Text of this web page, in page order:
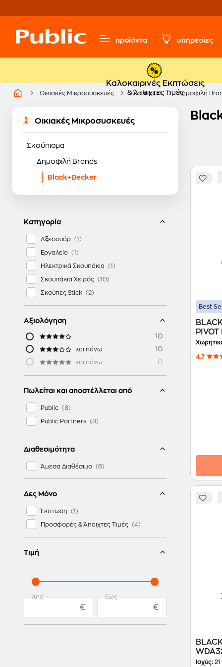
προϊόντα υπηρεσίες
Καλοκαιρινές Εκπτώσεις
& Άπαιχτες Τιμές
Οικιακές Μικροσυσκευές Σκούπισμα Δημοφιλή
Οικιακές Μικροσυσκευές
Σκούπισμα
Δημοφιλή Brands
Black+Decker
Κατηγορία
Αξεσουάρ
Εργαλεία
Ηλεκτρικά Σκουπάκια
Σκουπάκια Χειρός
Σκούπες Stick
Αξιολόγηση
10
και πάνω 10
και πάνω 0
Πωλείται και αποστέλλεται από
Public
Public Partners
Διαθεσιμότητα
Άμεσα Διαθέσιμο
Δες Μόνο
Έκπτωση
Προσφορές & Άπαιχτες Τιμές
Τιμή
Από
€
Έως
€
Best
Ασημί
4.7
Ισχύς: